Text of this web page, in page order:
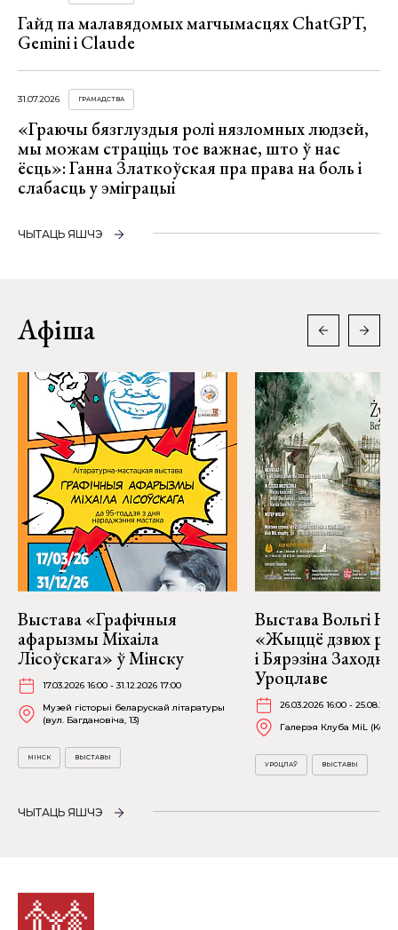
Гайд па малавядомых магчымасцях ChatGPT,
Gemini і Claude
31.07.2026 ГРАМАДСТВА
«Граючы бязглуздыя ролі нязломных людзей,
мы можам страціць тое важнае, што ў нас
ёсць»: Ганна Златкоўская пра права на боль і
слабасць у эміграцыі
ЧЫТАЦЬ ЯШЧЭ
Афіша
Выстава «Графічныя
афарызмы Міхаіла
Лісоўскага» ў Мінску
17.03.2026 16:00 - 31.12.2026 17:00
Музей гісторыі беларускай літаратуры
(вул. Багдановіча, 13)
МІНСК ВЫСТАВЫ
Выстава Вольгі
«Жыццё дзвюх
і Бярэзіна
Уроцлаве
26.03.2026 16:00 -
Галерэя Клуба MiL
УРОЦЛАЎ ВЫСТАВЫ
ЧЫТАЦЬ ЯШЧЭ